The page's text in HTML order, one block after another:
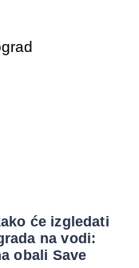
će izgledati
na vodi:
obali Save